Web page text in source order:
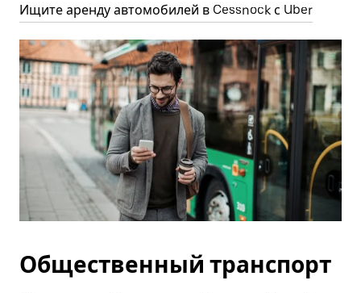
Ищите аренду автомобилей в Cessnock с Uber
Общественный транспорт